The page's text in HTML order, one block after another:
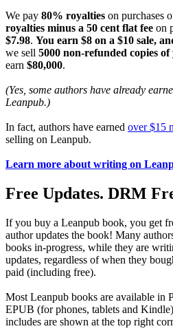
We pay 80% royalties on purchases
royalties minus a 50 cent flat fee on
$7.98. You earn $8 on a $10 sale,
we sell 5000 non-refunded copies
earn $80,000.
(Yes, some authors have already
Leanpub.)
In fact, authors have earned over $15
selling on Leanpub.
Learn more about writing on
Free Updates. DRM
If you buy a Leanpub book, you get
author updates the book! Many
books in-progress, while they are
updates, regardless of when they
paid (including free).
Most Leanpub books are available in
EPUB (for phones, tablets and
includes are shown at the top right